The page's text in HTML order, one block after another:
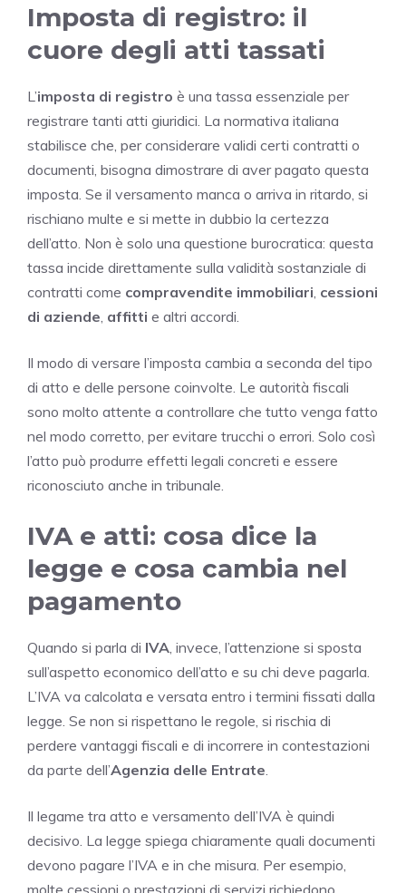
Imposta di registro: il
cuore degli atti tassati
L’imposta di registro è una tassa essenziale per
registrare tanti atti giuridici. La normativa italiana
stabilisce che, per considerare validi certi contratti o
documenti, bisogna dimostrare di aver pagato questa
imposta. Se il versamento manca o arriva in ritardo, si
rischiano multe e si mette in dubbio la certezza
dell’atto. Non è solo una questione burocratica: questa
tassa incide direttamente sulla validità sostanziale di
contratti come compravendite immobiliari cessioni
di aziende affitti e altri accordi.
Il modo di versare l’imposta cambia a seconda del tipo
di atto e delle persone coinvolte. Le autorità fiscali
sono molto attente a controllare che tutto venga fatto
nel modo corretto, per evitare trucchi o errori. Solo così
l’atto può produrre effetti legali concreti e essere
riconosciuto anche in tribunale.
IVA e atti: cosa dice la
legge e cosa cambia nel
pagamento
Quando si parla di IVA , invece, l’attenzione si sposta
sull’aspetto economico dell’atto e su chi deve pagarla.
L’IVA va calcolata e versata entro i termini fissati dalla
legge. Se non si rispettano le regole, si rischia di
perdere vantaggi fiscali e di incorrere in contestazioni
da parte dell’Agenzia delle Entrate
Il legame tra atto e versamento dell’IVA è quindi
decisivo. La legge spiega chiaramente quali documenti
devono pagare l’IVA e in che misura. Per esempio,
molte cessioni o prestazioni di servizi richiedono